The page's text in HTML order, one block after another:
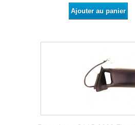
Ajouter au panier